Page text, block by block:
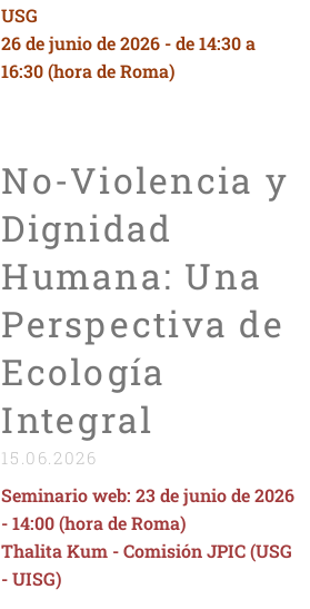
USG
26 de junio de 2026 - de 14:30 a
16:30 (hora de Roma)
No-Violencia y
Dignidad
Humana: Una
Perspectiva de
Ecología
Integral
15.06.2026
Seminario web: 23 de junio de 2026
- 14:00 (hora de Roma)
Thalita Kum - Comisión JPIC (USG
- UISG)